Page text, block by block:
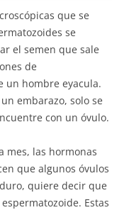
que se
se
el semen que sale
de
un hombre eyacula.
embarazo, solo se
con un óvulo.
mes, las hormonas
que algunos óvulos
quiere decir que
Estas